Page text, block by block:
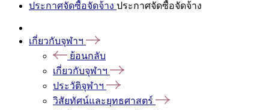
ประกาศจัดซื้อจัดจ้าง ประกาศจัดซื้อจัดจ้าง
เกี่ยวกับจุฬาฯ
ย้อนกลับ
เกี่ยวกับจุฬาฯ
ประวัติจุฬาฯ
วิสัยทัศน์และยุทธศาสตร์